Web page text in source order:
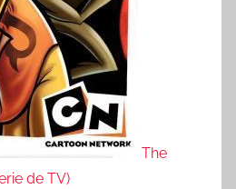
The
de TV)